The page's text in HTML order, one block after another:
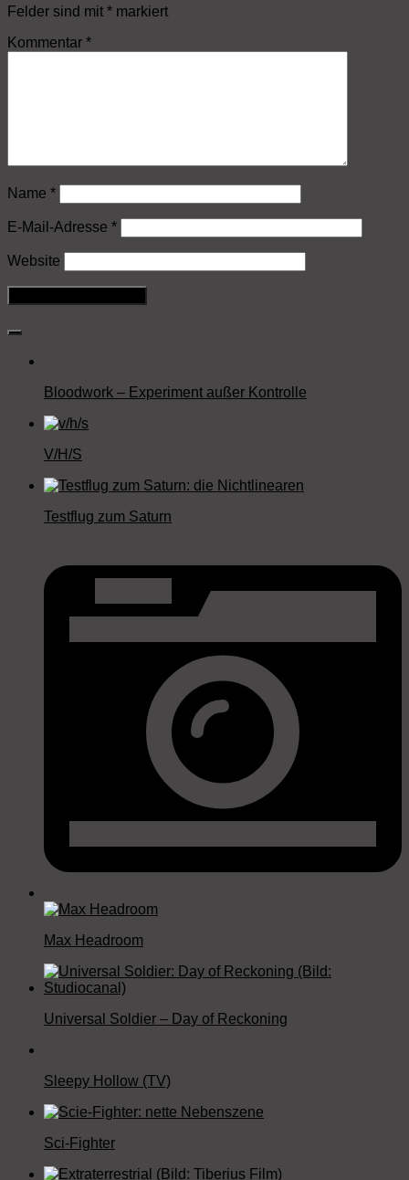
Felder sind mit * markiert
Kommentar *
Name *
E-Mail-Adresse *
Website
Bloodwork – Experiment außer Kontrolle
V/H/S
Testflug zum Saturn
Max Headroom
Universal Soldier – Day of Reckoning
Sleepy Hollow (TV)
Sci-Fighter